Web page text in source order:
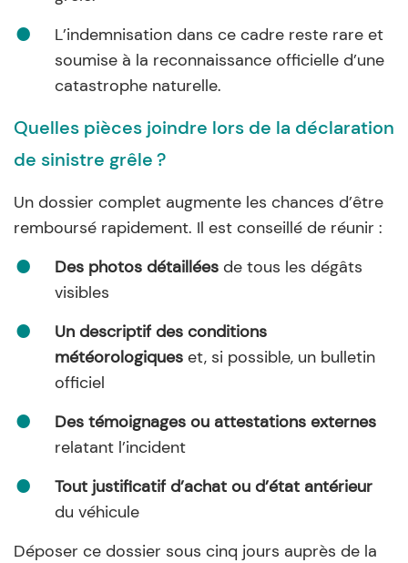
L’indemnisation dans ce cadre reste rare et
soumise à la reconnaissance officielle d’une
catastrophe naturelle.
Quelles pièces joindre lors de la déclaration
de sinistre grêle ?
Un dossier complet augmente les chances d’être
remboursé rapidement. Il est conseillé de réunir :
Des photos détaillées de tous les dégâts
visibles
Un descriptif des conditions
météorologiques et, si possible, un bulletin
officiel
Des témoignages ou attestations externes
relatant l’incident
Tout justificatif d’achat ou d’état antérieur
du véhicule
Déposer ce dossier sous cinq jours auprès de la